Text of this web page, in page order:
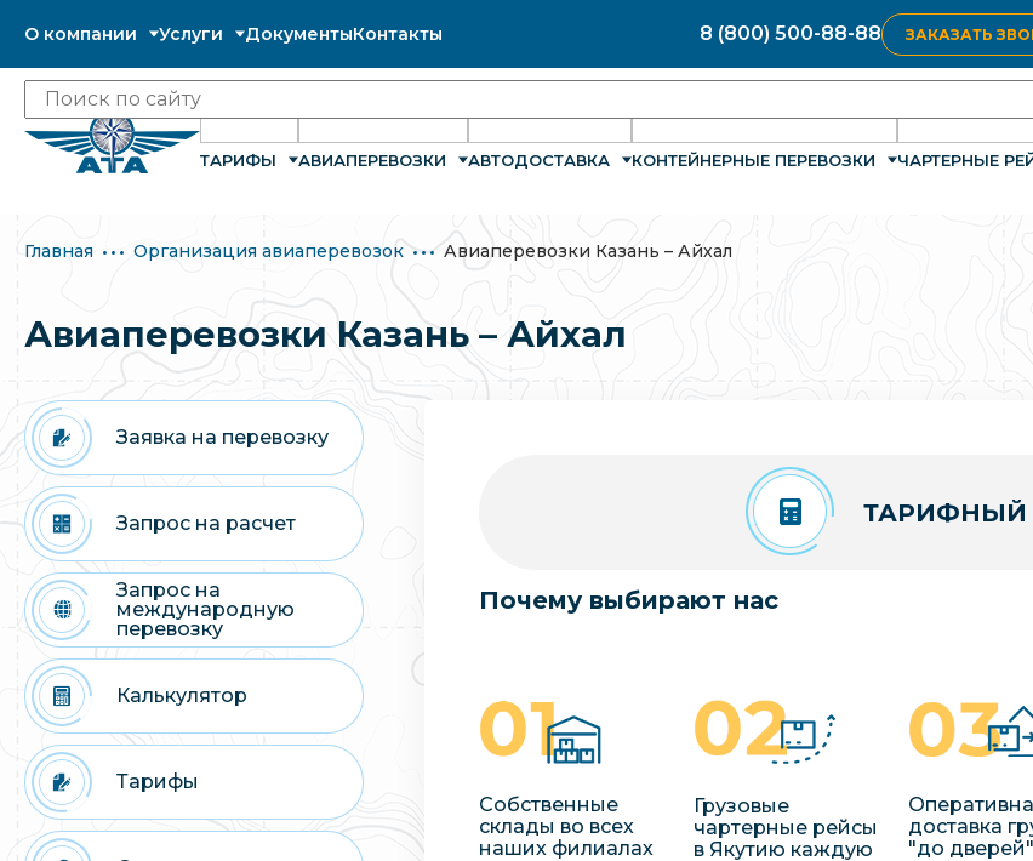
О компании Услуги ДокументыКонтакты 8 (800) 500-88-88 ЗАКАЗАТЬ
ТАРИФЫ АВИАПЕРЕВОЗКИ АВТОДОСТАВКА КОНТЕЙНЕРНЫЕ ПЕРЕВОЗКИ ЧАРТЕРНЫЕ
Главная Организация авиаперевозок Авиаперевозки Казань – Айхал
Авиаперевозки Казань – Айхал
Заявка на перевозку
Запрос на расчет
Запрос на
международную
перевозку
Калькулятор
Тарифы
ТАРИФНЫЙ
Почему выбирают нас
Собственные
склады во всех
наших филиалах
Грузовые
чартерные рейсы
в Якутию каждую
доставка
"до дверей"